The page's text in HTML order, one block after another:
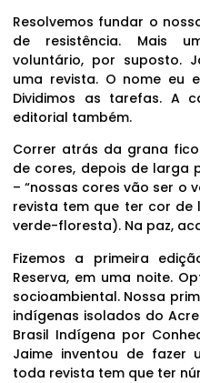
Resolvemos fundar o
de resistência. Mais
voluntário, por suposto.
uma revista. O nome eu
Dividimos as tarefas. A
editorial também.
Correr atrás da grana
de cores, depois de larga
– “nossas cores vão ser o
revista tem que ter cor de
verde-floresta). Na paz,
Fizemos a primeira
Reserva, em uma noite.
socioambiental. Nossa
indígenas isolados do
Brasil Indígena por
Jaime inventou de fazer
toda revista tem que ter